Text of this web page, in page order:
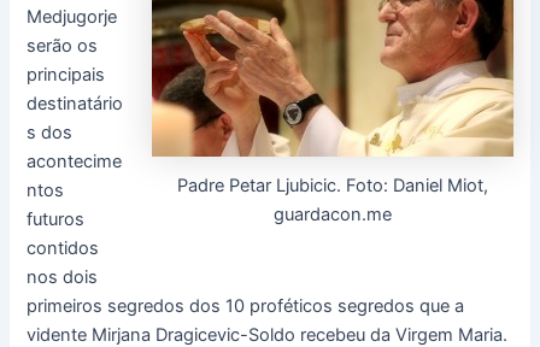
Padre Petar Ljubicic. Foto: Daniel Miot,
guardacon.me
Medjugorje
serão os
principais
destinatário
s dos
acontecime
ntos
futuros
contidos
nos dois
primeiros segredos dos 10 proféticos segredos que a
vidente Mirjana Dragicevic-Soldo recebeu da Virgem Maria.